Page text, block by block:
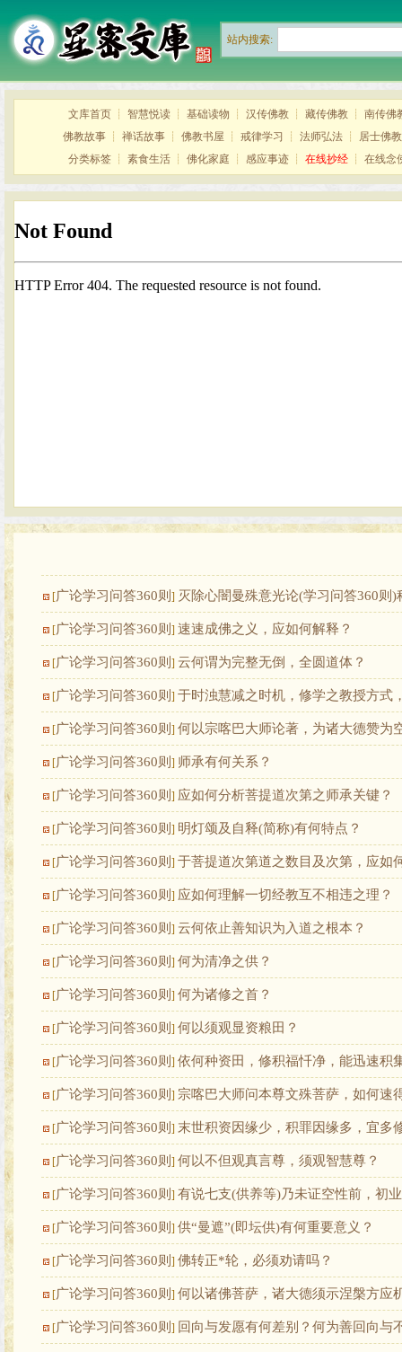
站内搜索:
文库首页 ┊ 智慧悦读 ┊ 基础读物 ┊ 汉传佛教 ┊ 藏传佛教 ┊ 南传佛
佛教故事 ┊ 禅话故事 ┊ 佛教书屋 ┊ 戒律学习 ┊ 法师弘法 ┊ 居士佛教
分类标签 ┊ 素食生活 ┊ 佛化家庭 ┊ 感应事迹 ┊ 在线抄经 ┊ 在线念
[广论学习问答360则 ] 灭除心闇曼殊意光论(学习问答360则)
[广论学习问答360则 ] 速速成佛之义，应如何解释？
[广论学习问答360则 ] 云何谓为完整无倒，全圆道体？
[广论学习问答360则 ] 于时浊慧减之时机，修学之教授方式
[广论学习问答360则 ] 何以宗喀巴大师论著，为诸大德赞为
[广论学习问答360则 ] 师承有何关系？
[广论学习问答360则 ] 应如何分析菩提道次第之师承关键？
[广论学习问答360则 ] 明灯颂及自释(简称)有何特点？
[广论学习问答360则 ] 于菩提道次第道之数目及次第，应如
[广论学习问答360则 ] 应如何理解一切经教互不相违之理？
[广论学习问答360则 ] 云何依止善知识为入道之根本？
[广论学习问答360则 ] 何为清净之供？
[广论学习问答360则 ] 何为诸修之首？
[广论学习问答360则 ] 何以须观显资粮田？
[广论学习问答360则 ] 依何种资田，修积福忏净，能迅速积
[广论学习问答360则 ] 宗喀巴大师问本尊文殊菩萨，如何速
[广论学习问答360则 ] 末世积资因缘少，积罪因缘多，宜多
[广论学习问答360则 ] 何以不但观真言尊，须观智慧尊？
[广论学习问答360则 ] 有说七支(供养等)乃未证空性前，初
[广论学习问答360则 ] 供“曼遮”(即坛供)有何重要意义？
[广论学习问答360则 ] 佛转正*轮，必须劝请吗？
[广论学习问答360则 ] 何以诸佛菩萨，诸大德须示涅槃方应
[广论学习问答360则 ] 回向与发愿有何差别？何为善回向与